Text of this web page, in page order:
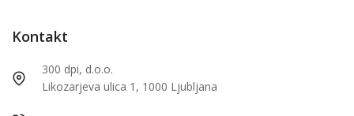
Kontakt
300 dpi, d.o.o.
Likozarjeva ulica 1, 1000 Ljubljana